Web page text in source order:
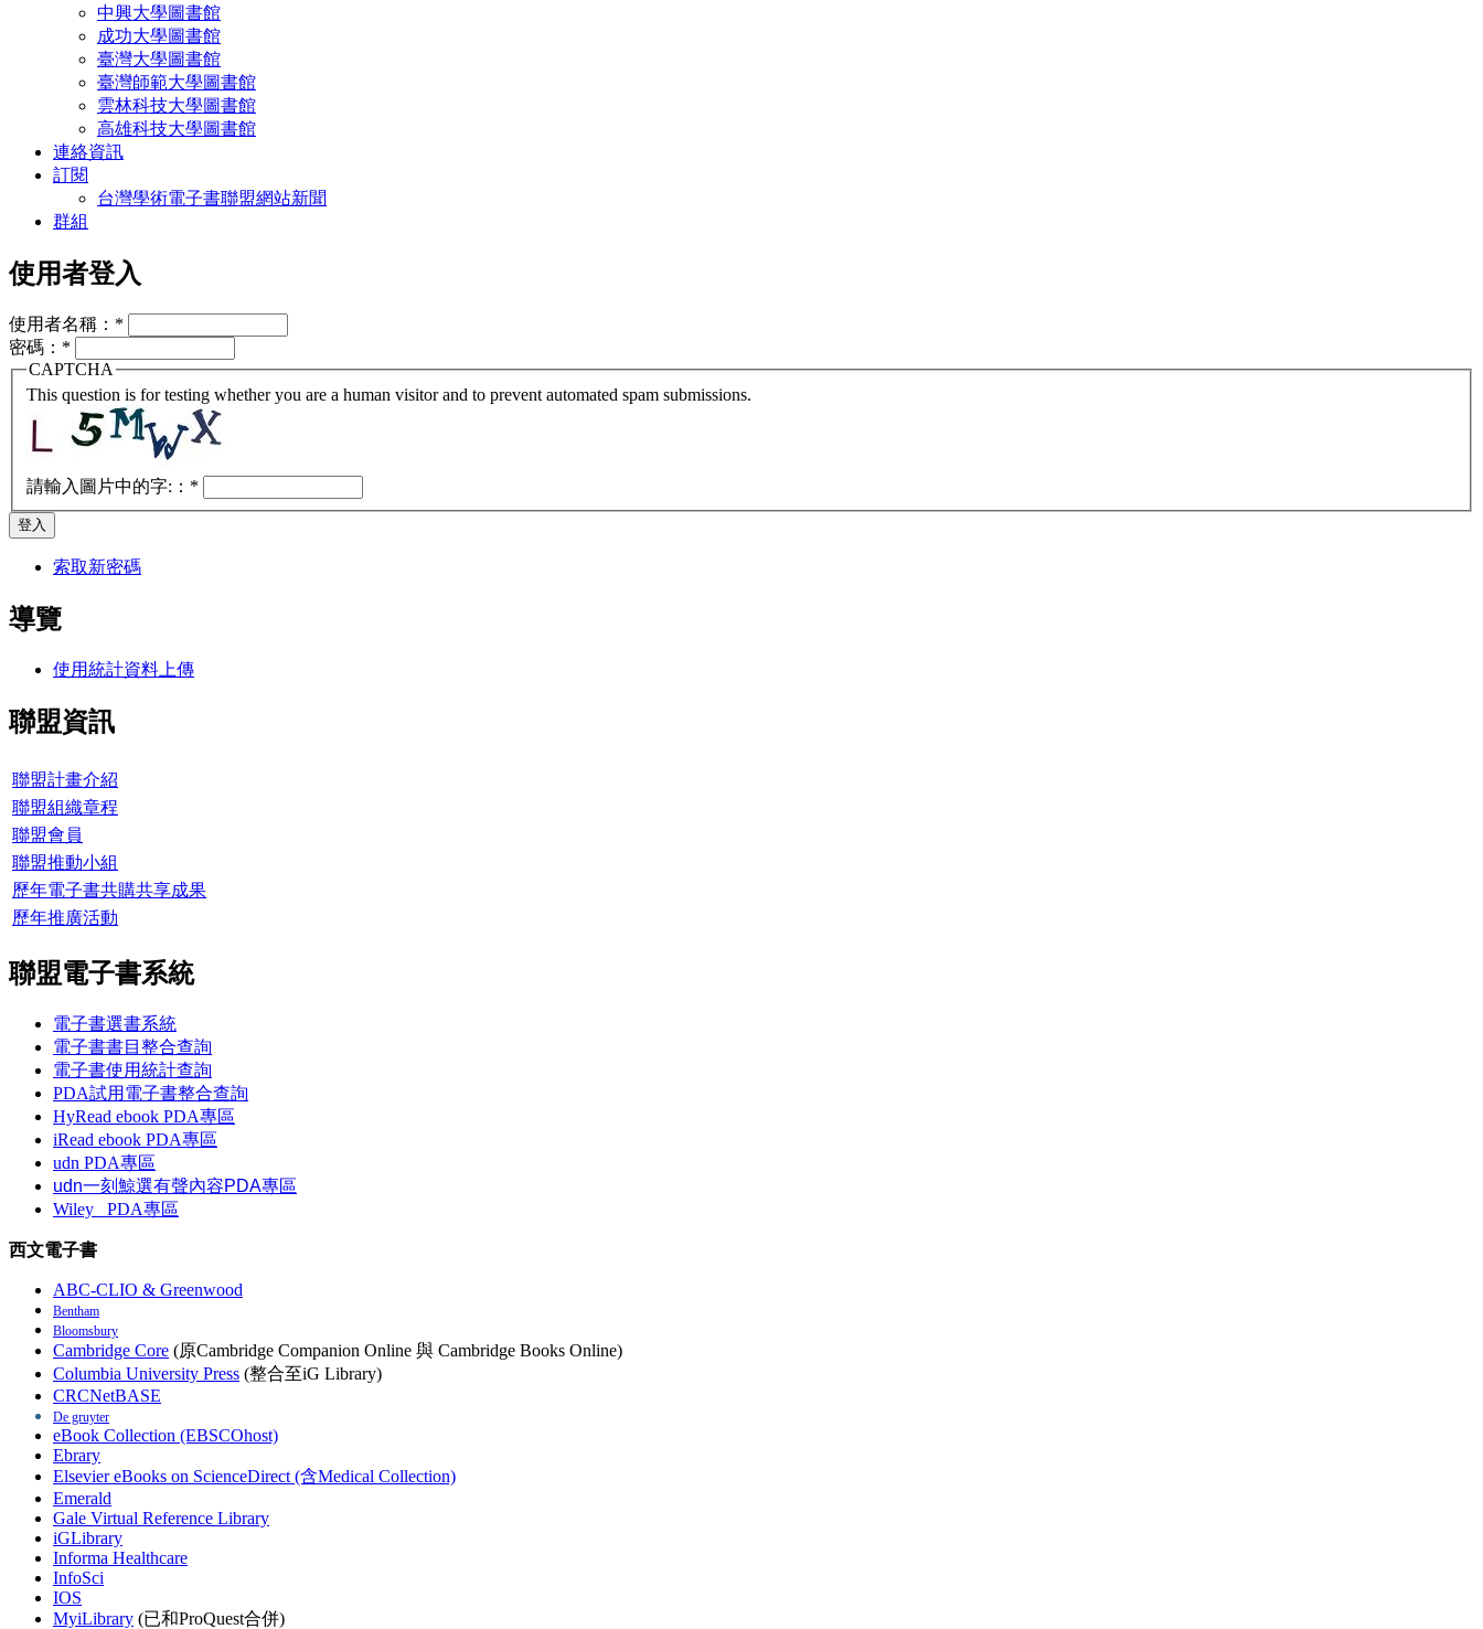
中興大學圖書館
成功大學圖書館
臺灣大學圖書館
臺灣師範大學圖書館
雲林科技大學圖書館
高雄科技大學圖書館
連絡資訊
訂閱
台灣學術電子書聯盟網站新聞
群組
使用者登入
使用者名稱： *
密碼： *
CAPTCHA
This question is for testing whether you are a human visitor and to prevent automated spam submissions.
請輸入圖片中的字:： *
索取新密碼
導覽
使用統計資料上傳
聯盟資訊
聯盟計畫介紹
聯盟組織章程
聯盟會員
聯盟推動小組
歷年電子書共購共享成果
歷年推廣活動
聯盟電子書系統
電子書選書系統
電子書書目整合查詢
電子書使用統計查詢
PDA試用電子書整合查詢
HyRead ebook PDA專區
iRead ebook PDA專區
udn PDA專區
udn一刻鯨選有聲內容PDA專區
Wiley
PDA專區
西文電子書
ABC-CLIO & Greenwood
Bentham
Bloomsbury
Cambridge Core (原Cambridge Companion Online 與 Cambridge Books Online)
Columbia University Press (整合至iG Library)
CRCNetBASE
De gruyter
eBook Collection (EBSCOhost)
Ebrary
Elsevier eBooks on ScienceDirect (含Medical Collection)
Emerald
Gale Virtual Reference Library
iGLibrary
Informa Healthcare
InfoSci
IOS
MyiLibrary (已和ProQuest合併)